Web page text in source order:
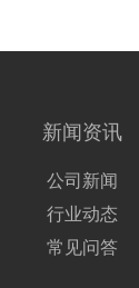
新闻资讯
公司新闻
行业动态
常见问答